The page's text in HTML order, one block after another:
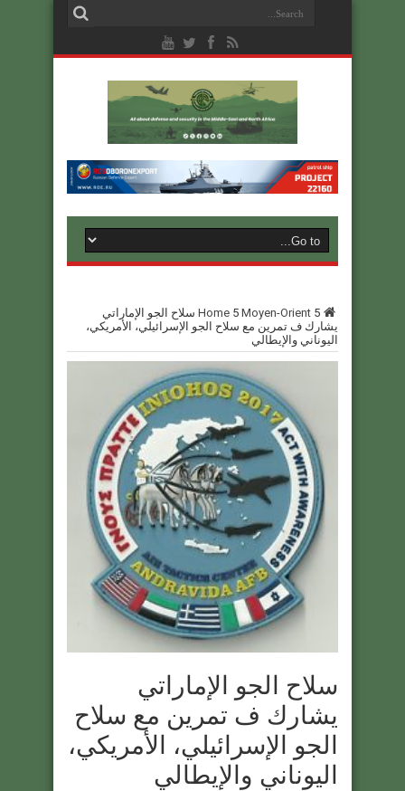
Home 5 Moyen-Orient 5
سلاح الجو الإماراتي
يشارك ف تمرين مع سلاح الجو الإسرائيلي، الأمريكي،
اليوناني والإيطالي
سلاح الجو الإماراتي
يشارك ف تمرين مع سلاح
الجو الإسرائيلي، الأمريكي،
اليوناني والإيطالي